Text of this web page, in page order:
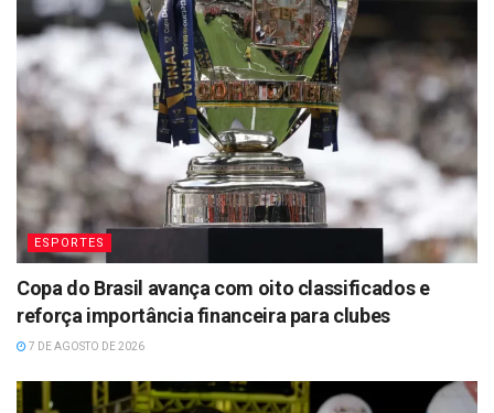
ESPORTES
Copa do Brasil avança com oito classificados e
reforça importância financeira para clubes
7 DE AGOSTO DE 2026